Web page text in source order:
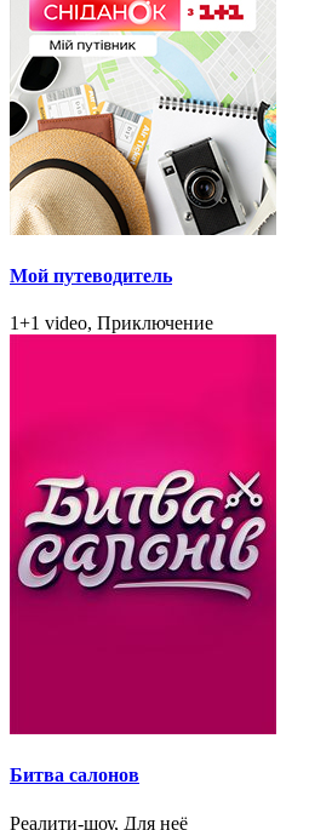
Мой путеводитель
1+1 video, Приключение
Битва салонов
Реалити-шоу, Для неё